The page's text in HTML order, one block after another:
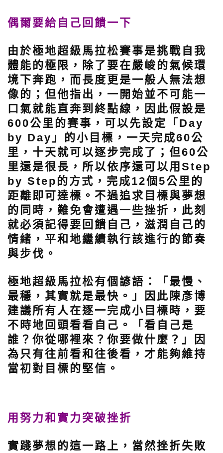
偶爾要給自己回饋一下
由於極地超級馬拉松賽事是挑戰自我
體能的極限，除了要在嚴峻的氣候環
境下奔跑，而長度更是一般人無法想
像的；但他指出，一開始並不可能一
口氣就能直奔到終點線，因此假設是
600公里的賽事，可以先設定「Day
by Day」的小目標，一天完成60公
里，十天就可以逐步完成了；但60公
里還是很長，所以依序還可以用Step
by Step的方式，完成12個5公里的
距離即可達標。不過追求目標與夢想
的同時，難免會遭遇一些挫折，此刻
就必須記得要回饋自己，滋潤自己的
情緒，平和地繼續執行該進行的節奏
與步伐。
極地超級馬拉松有個諺語：「最慢、
最穩，其實就是最快。」因此陳彥博
建議所有人在逐一完成小目標時，要
不時地回頭看看自己。「看自己是
誰？你從哪裡來？你要做什麼？」因
為只有往前看和往後看，才能夠維持
當初對目標的堅信。
用努力和實力突破挫折
實踐夢想的這一路上，當然挫折失敗